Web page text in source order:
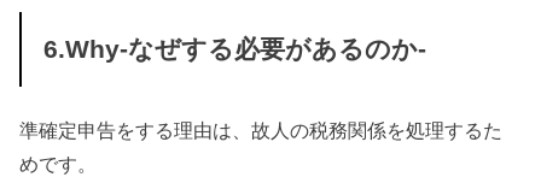
6.Why-なぜする必要があるのか-
準確定申告をする理由は、故人の税務関係を処理するた
めです。